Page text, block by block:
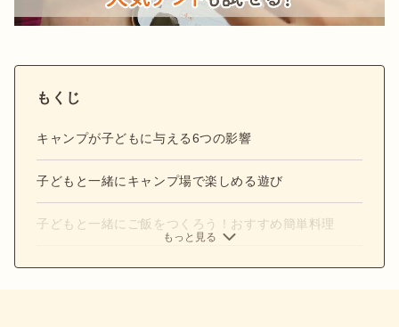
もくじ
キャンプが子どもに与える6つの影響
子どもと一緒にキャンプ場で楽しめる遊び
子どもと一緒にご飯をつくろう！おすすめ簡単料理
もっと見る